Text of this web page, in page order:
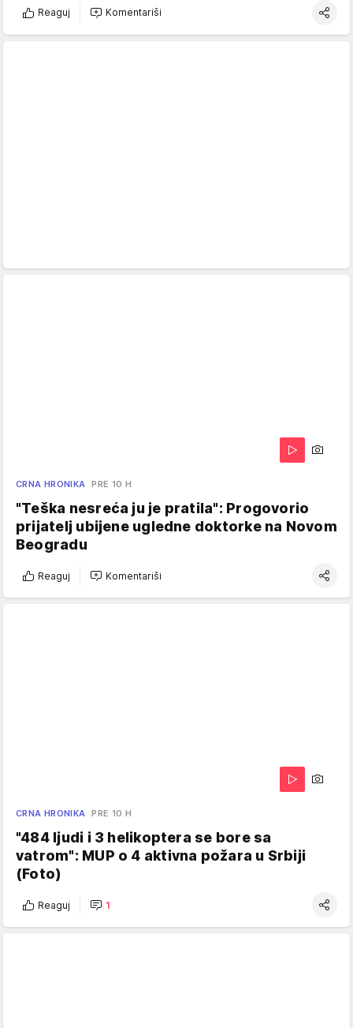
Reaguj Komentariši
CRNA HRONIKA PRE 10 H
"Teška nesreća ju je pratila": Progovorio
prijatelj ubijene ugledne doktorke na Novom
Beogradu
Reaguj Komentariši
CRNA HRONIKA PRE 10 H
"484 ljudi i 3 helikoptera se bore sa
vatrom": MUP o 4 aktivna požara u Srbiji
(Foto)
Reaguj 1